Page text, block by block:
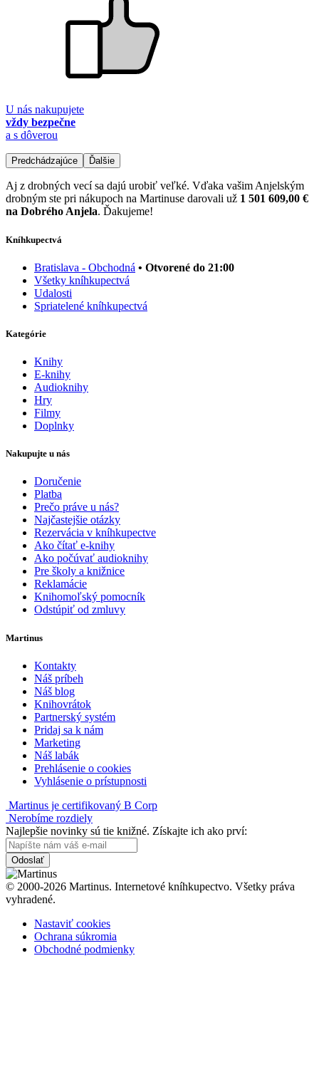
U nás nakupujete
vždy bezpečne
a s dôverou
Predchádzajúce Ďalšie
Aj z drobných vecí sa dajú urobiť veľké. Vďaka vašim Anjelským
drobným ste pri nákupoch na Martinuse darovali už 1 501 609,00 €
na Dobrého Anjela. Ďakujeme!
Kníhkupectvá
Bratislava - Obchodná • Otvorené do 21:00
Všetky kníhkupectvá
Udalosti
Spriatelené kníhkupectvá
Kategórie
Knihy
E-knihy
Audioknihy
Hry
Filmy
Doplnky
Nakupujte u nás
Doručenie
Platba
Prečo práve u nás?
Najčastejšie otázky
Rezervácia v kníhkupectve
Ako čítať e-knihy
Ako počúvať audioknihy
Pre školy a knižnice
Reklamácie
Knihomoľský pomocník
Odstúpiť od zmluvy
Martinus
Kontakty
Náš príbeh
Náš blog
Knihovrátok
Partnerský systém
Pridaj sa k nám
Marketing
Náš labák
Prehlásenie o cookies
Vyhlásenie o prístupnosti
Martinus je certifikovaný B Corp
Nerobíme rozdiely
Najlepšie novinky sú tie knižné. Získajte ich ako prví:
Odoslať
© 2000-2026 Martinus. Internetové kníhkupectvo. Všetky práva
vyhradené.
Nastaviť cookies
Ochrana súkromia
Obchodné podmienky